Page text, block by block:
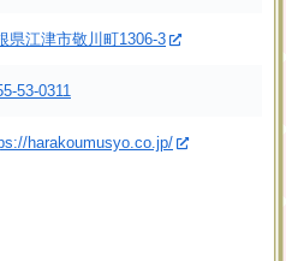
県江津市敬川町1306-3
53-0311
harakoumusyo.co.jp/